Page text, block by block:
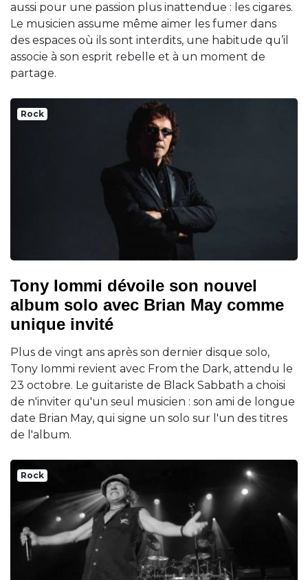
aussi pour une passion plus inattendue : les cigares.
Le musicien assume même aimer les fumer dans
des espaces où ils sont interdits, une habitude qu’il
associe à son esprit rebelle et à un moment de
partage.
Rock
Tony Iommi dévoile son nouvel
album solo avec Brian May comme
unique invité
Plus de vingt ans après son dernier disque solo,
Tony Iommi revient avec From the Dark, attendu le
23 octobre. Le guitariste de Black Sabbath a choisi
de n'inviter qu'un seul musicien : son ami de longue
date Brian May, qui signe un solo sur l'un des titres
de l'album.
Rock